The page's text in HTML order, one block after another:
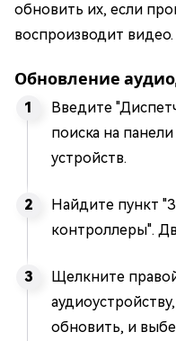
обновить их, если
воспроизводит видео.
Обновление
Введите
поиска на
устройств.
Найдите пункт
контроллеры".
Щелкните
обновить, и